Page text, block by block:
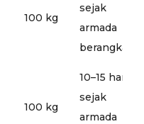
100 kg
sejak
armada
berangkat
100 kg
10–15 hari
sejak
armada